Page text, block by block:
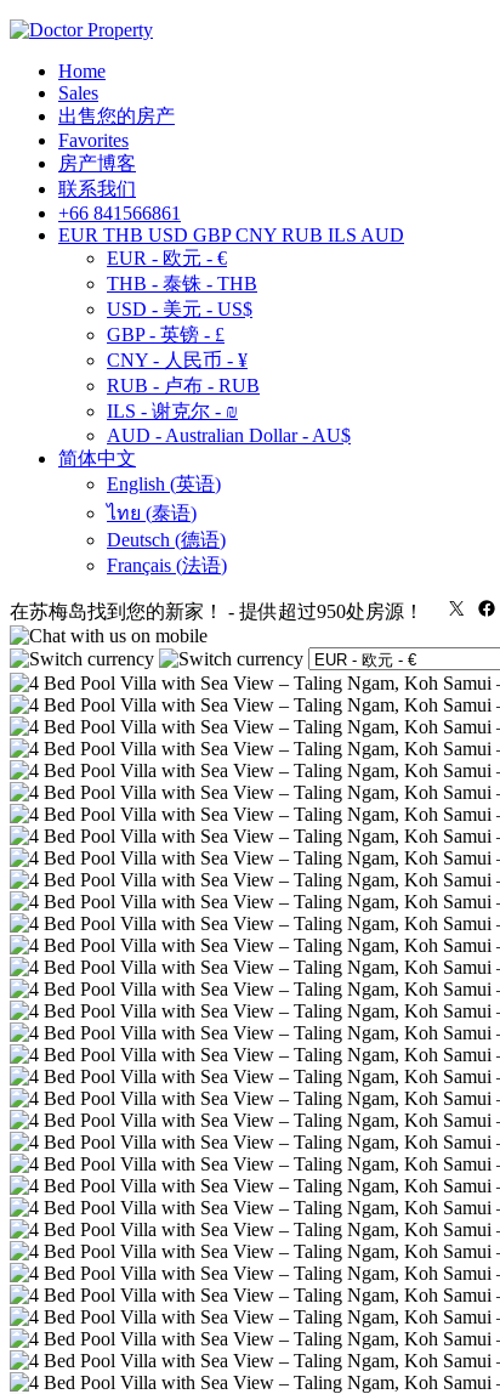
Home
Sales
出售您的房产
Favorites
房产博客
联系我们
+66 841566861
EUR THB USD GBP CNY RUB ILS AUD
EUR - 欧元 - €
THB - 泰铢 - THB
USD - 美元 - US$
GBP - 英镑 - £
CNY - 人民币 - ¥
RUB - 卢布 - RUB
ILS - 谢克尔 - ₪
AUD - Australian Dollar - AU$
简体中文
English (英语)
ไทย (泰语)
Deutsch (德语)
Français (法语)
在苏梅岛找到您的新家！ - 提供超过950处房源！ X